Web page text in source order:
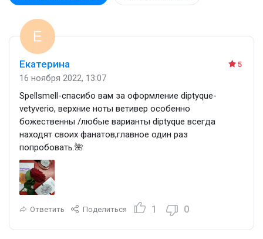
5
Екатерина
16 ноября 2022, 13:07
Spellsmell-спасибо вам за оформление diptyque-
vetyverio, верхние ноты ветивер особенно
божественны /любые варианты diptyque всегда
находят своих фанатов,главное один раз
попробовать.🌺
Ответить Поделиться 1 0